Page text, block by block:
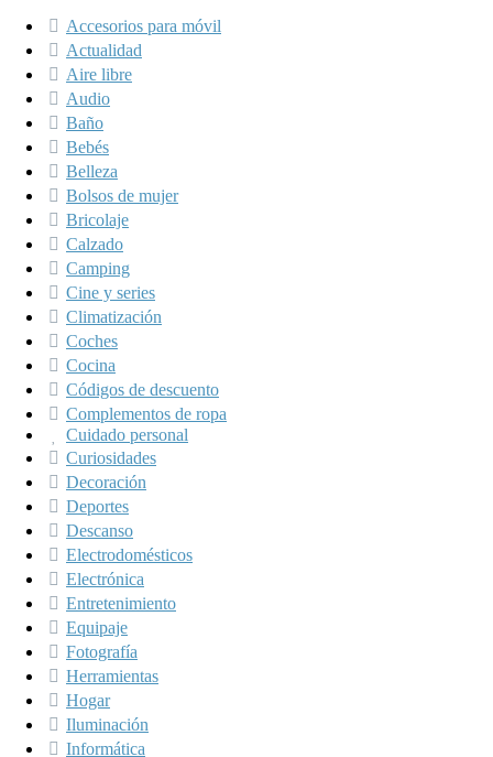
Accesorios para móvil
Actualidad
Aire libre
Audio
Baño
Bebés
Belleza
Bolsos de mujer
Bricolaje
Calzado
Camping
Cine y series
Climatización
Coches
Cocina
Códigos de descuento
Complementos de ropa
Cuidado personal
Curiosidades
Decoración
Deportes
Descanso
Electrodomésticos
Electrónica
Entretenimiento
Equipaje
Fotografía
Herramientas
Hogar
Iluminación
Informática